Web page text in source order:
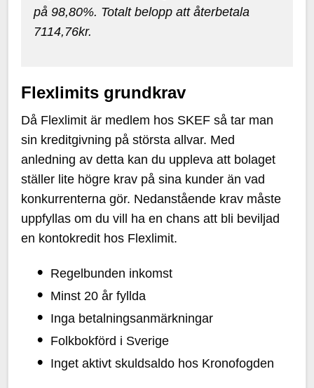
på 98,80%. Totalt belopp att återbetala
7114,76kr.
Flexlimits grundkrav
Då Flexlimit är medlem hos SKEF så tar man
sin kreditgivning på största allvar. Med
anledning av detta kan du uppleva att bolaget
ställer lite högre krav på sina kunder än vad
konkurrenterna gör. Nedanstående krav måste
uppfyllas om du vill ha en chans att bli beviljad
en kontokredit hos Flexlimit.
Regelbunden inkomst
Minst 20 år fyllda
Inga betalningsanmärkningar
Folkbokförd i Sverige
Inget aktivt skuldsaldo hos Kronofogden